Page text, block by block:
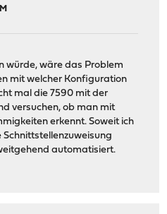
würde, wäre das Problem
mit welcher Konfiguration
mal die 7590 mit der
versuchen, ob man mit
erkennt. Soweit ich
Schnittstellenzuweisung
automatisiert.